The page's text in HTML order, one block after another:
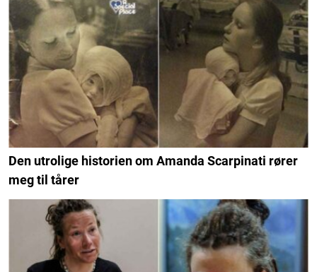
Den utrolige historien om Amanda Scarpinati rører
meg til tårer